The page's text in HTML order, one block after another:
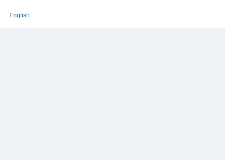
English